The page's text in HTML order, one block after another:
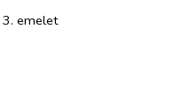
emelet